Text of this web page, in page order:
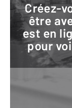
Créez-vous une alerte mail pour
être
est en
pour